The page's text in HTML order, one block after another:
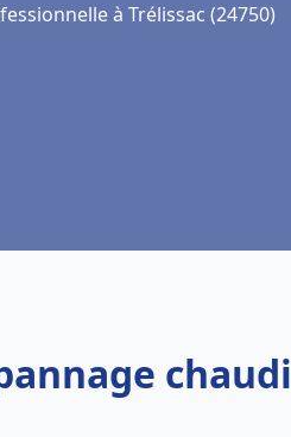
à Trélissac (24750)